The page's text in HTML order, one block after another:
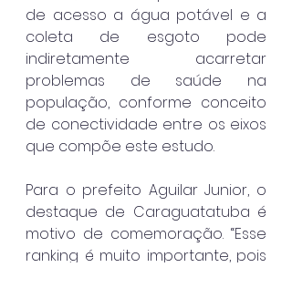
de acesso a água potável e a
coleta de esgoto pode
indiretamente acarretar
problemas de saúde na
população, conforme conceito
de conectividade entre os eixos
que compõe este estudo.
Para o prefeito Aguilar Junior, o
destaque de Caraguatatuba é
motivo de comemoração. “Esse
ranking é muito importante, pois